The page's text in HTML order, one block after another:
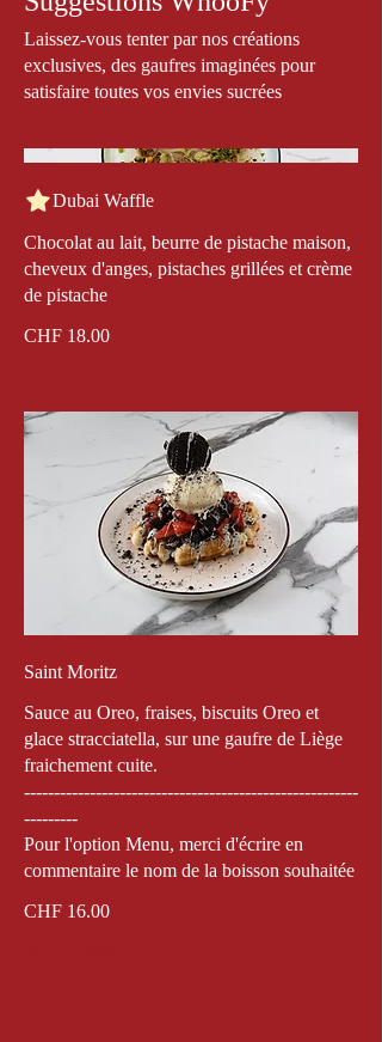
Laissez-vous tenter par nos créations
exclusives, des gaufres imaginées pour
satisfaire toutes vos envies sucrées
Dubai Waffle
Chocolat au lait, beurre de pistache maison,
cheveux d'anges, pistaches grillées et crème
de pistache
CHF 18.00
Saint Moritz
Sauce au Oreo, fraises, biscuits Oreo et
glace stracciatella, sur une gaufre de Liège
fraichement cuite.
--------------------------------------------------------
---------
Pour l'option Menu, merci d'écrire en
commentaire le nom de la boisson souhaitée
CHF 16.00